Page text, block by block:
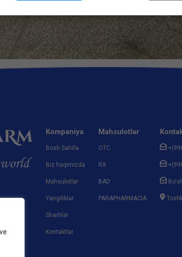
Kompaniya
Bosh Sahifa
Biz haqimizda
Mahsulotlar
Yangiliklar
Sharhlar
Kontaktlar
Mahsulotlar
OTC
RX
BAD
PARAPHARMACIA